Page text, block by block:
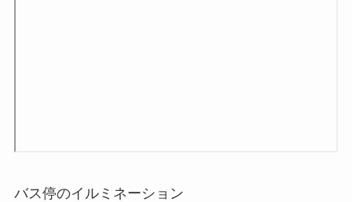
バス停のイルミネーション